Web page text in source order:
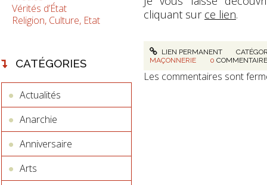
Vérités d’État
Religion, Culture, Etat
CATÉGORIES
Actualités
Anarchie
Anniversaire
Arts
cliquant sur ce lien.
LIEN PERMANENT
MAÇONNERIE
0 COMMENTAIRE
Les commentaires sont